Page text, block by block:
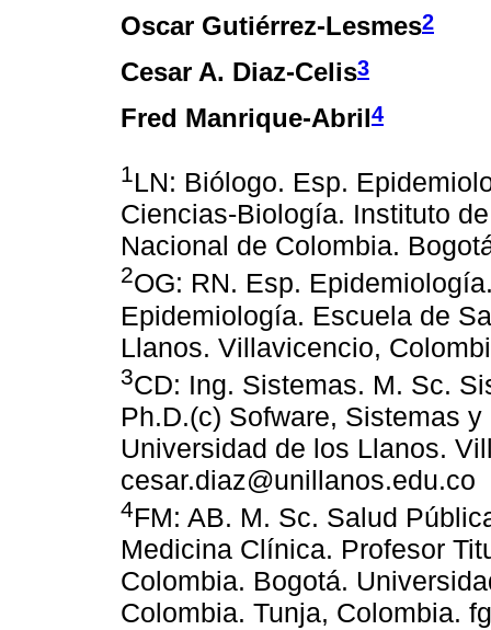
Oscar Gutiérrez-Lesmes2
Cesar A. Diaz-Celis3
Fred Manrique-Abril4
1LN: Biólogo. Esp.
Ciencias-Biología. Instituto
Nacional de Colombia.
2OG: RN. Esp.
Epidemiología. Escuela de
Llanos. Villavicencio,
3CD: Ing. Sistemas. M. Sc.
Ph.D.(c) Sofware, Sistemas
Universidad de los Llanos.
cesar.diaz@unillanos.edu.co
4FM: AB. M. Sc. Salud
Medicina Clínica. Profesor
Colombia. Bogotá.
Colombia. Tunja, Colombia.